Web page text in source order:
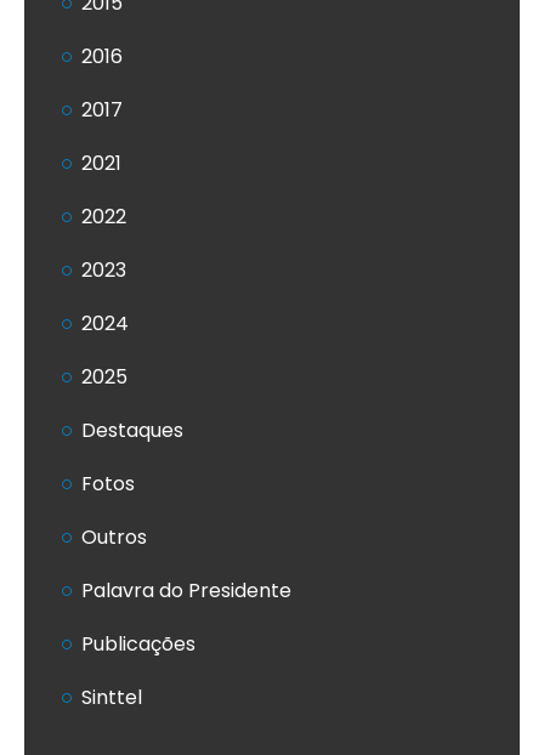
2016
2017
2021
2022
2023
2024
2025
Destaques
Fotos
Outros
Palavra do Presidente
Publicações
Sinttel